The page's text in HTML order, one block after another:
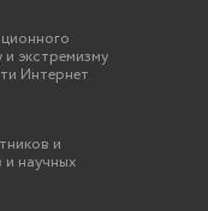
экстремизму
Интернет
и
научных